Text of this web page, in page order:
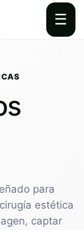
☰
para
estética
captar